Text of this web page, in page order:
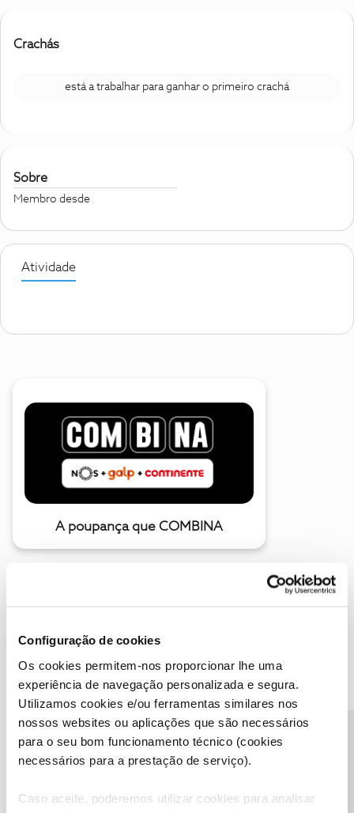
Configuração de cookies
Os cookies permitem-nos proporcionar lhe uma
experiência de navegação personalizada e segura.
Utilizamos cookies e/ou ferramentas similares nos
nossos websites ou aplicações que são necessários
para o seu bom funcionamento técnico (cookies
necessários para a prestação de serviço).
Caso aceite, poderemos utilizar cookies para analisar
Crachás
está a trabalhar para ganhar o primeiro crachá
Sobre
Membro desde
Atividade
A poupança que COMBINA
Descubra as novidades de julho